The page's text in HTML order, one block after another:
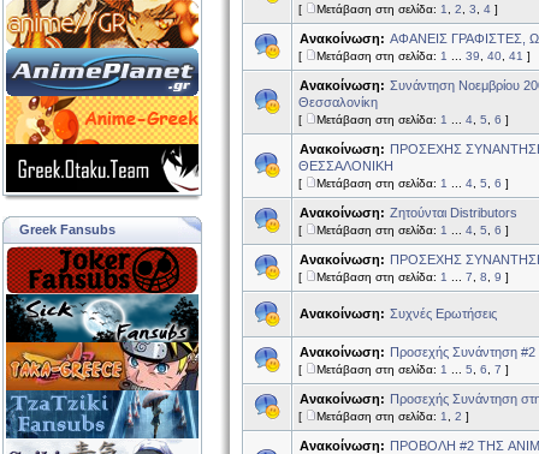
Greek Fansubs
[ Μετάβαση στη σελίδα: 1 2 3 4 ]
Ανακοίνωση: ΑΦΑΝΕΙΣ ΓΡΑΦΙΣΤΕΣ,
[ Μετάβαση στη σελίδα: 1 39 40 41 ]
Ανακοίνωση: Συνάντηση Νοεμβρίου
Θεσσαλονίκη
[ Μετάβαση στη σελίδα: 1 4 5 6 ]
Ανακοίνωση: ΠΡΟΣΕΧΗΣ
ΘΕΣΣΑΛΟΝΙΚΗ
[ Μετάβαση στη σελίδα: 1 4 5 6 ]
Ανακοίνωση: Ζητούνται Distributors
[ Μετάβαση στη σελίδα: 1 4 5 6 ]
Ανακοίνωση: ΠΡΟΣΕΧΗΣ
[ Μετάβαση στη σελίδα: 1 7 8 9 ]
Ανακοίνωση: Συχνές Ερωτήσεις
Ανακοίνωση: Προσεχής Συνάντηση
[ Μετάβαση στη σελίδα: 1 5 6 7 ]
Ανακοίνωση: Προσεχής Συνάντηση
[ Μετάβαση στη σελίδα: 1 2 ]
Ανακοίνωση: ΠΡΟΒΟΛΗ #2 ΤΗΣ